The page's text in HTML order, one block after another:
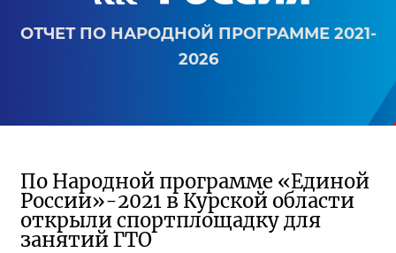
ОТЧЕТ ПО НАРОДНОЙ ПРОГРАММЕ 2021-
2026
По Народной программе «Единой
России»-2021 в Курской области
открыли спортплощадку для
занятий ГТО